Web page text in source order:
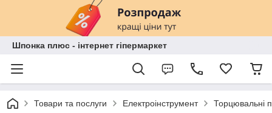
Шпонка плюс - інтернет гіпермаркет
Товари та послуги Електроінструмент Торцювальні